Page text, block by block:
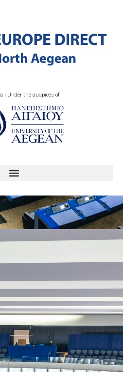
| Under the auspices of